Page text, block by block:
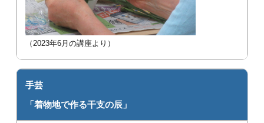
（2023年6月の講座より）
手芸
「着物地で作る干支の辰」